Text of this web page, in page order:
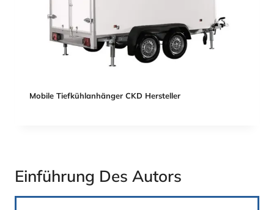
Mobile Tiefkühlanhänger CKD Hersteller
Einführung Des Autors